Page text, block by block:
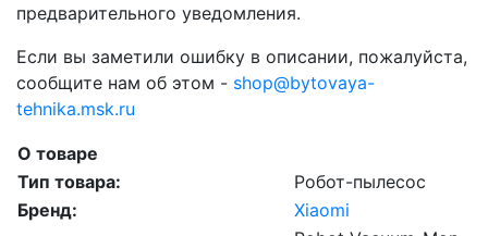
предварительного уведомления.
Если вы заметили ошибку в описании, пожалуйста,
сообщите нам об этом - shop@bytovaya-
tehnika.msk.ru
О товаре
Тип товара:
Робот-пылесос
Бренд:
Xiaomi